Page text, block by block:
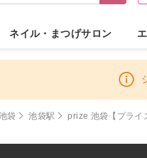
ネイル・まつげサロン
袋 池袋駅 prize 池袋【プライ